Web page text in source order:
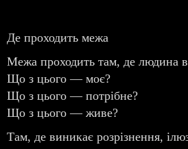
Де проходить межа
Межа проходить там, де людина
Що з цього — моє?
Що з цього — потрібне?
Що з цього — живе?
Там, де виникає розрізнення,